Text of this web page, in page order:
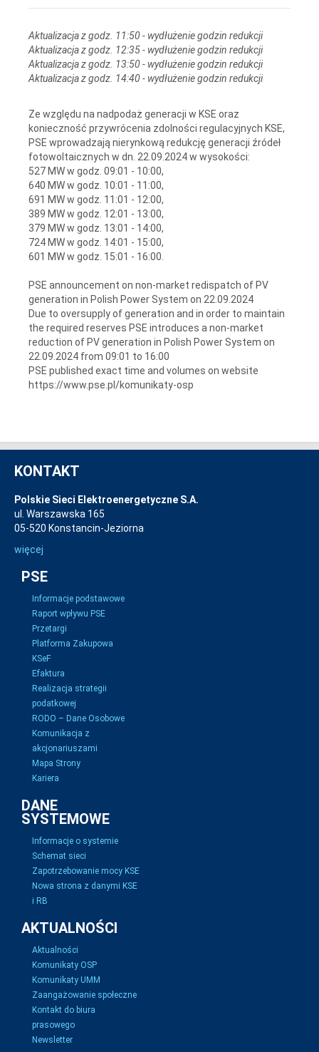
Aktualizacja z godz. 11:50 - wydłużenie godzin redukcji
Aktualizacja z godz. 12:35 - wydłużenie godzin redukcji
Aktualizacja z godz. 13:50 - wydłużenie godzin redukcji
Aktualizacja z godz. 14:40 - wydłużenie godzin redukcji
Ze względu na nadpodaż generacji w KSE oraz
konieczność przywrócenia zdolności regulacyjnych KSE,
PSE wprowadzają nierynkową redukcję generacji źródeł
fotowoltaicznych w dn. 22.09.2024 w wysokości:
527 MW w godz. 09:01 - 10:00,
640 MW w godz. 10:01 - 11:00,
691 MW w godz. 11:01 - 12:00,
389 MW w godz. 12:01 - 13:00,
379 MW w godz. 13:01 - 14:00,
724 MW w godz. 14:01 - 15:00,
601 MW w godz. 15:01 - 16:00.
PSE announcement on non-market redispatch of PV
generation in Polish Power System on 22.09.2024
Due to oversupply of generation and in order to maintain
the required reserves PSE introduces a non-market
reduction of PV generation in Polish Power System on
22.09.2024 from 09:01 to 16:00
PSE published exact time and volumes on website
https://www.pse.pl/komunikaty-osp
KONTAKT
Polskie Sieci Elektroenergetyczne S.A.
ul. Warszawska 165
05-520 Konstancin-Jeziorna
więcej
PSE
Informacje podstawowe
Raport wpływu PSE
Przetargi
Platforma Zakupowa
KSeF
Efaktura
Realizacja strategii
podatkowej
RODO – Dane Osobowe
Komunikacja z
akcjonariuszami
Mapa Strony
Kariera
DANE
SYSTEMOWE
Informacje o systemie
Schemat sieci
Zapotrzebowanie mocy KSE
Nowa strona z danymi KSE
i RB
AKTUALNOŚCI
Aktualności
Komunikaty OSP
Komunikaty UMM
Zaangażowanie społeczne
Kontakt do biura
prasowego
Newsletter